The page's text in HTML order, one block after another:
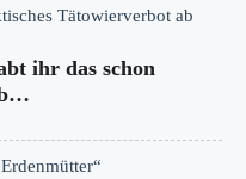
Tätowierverbot ab
ihr das schon